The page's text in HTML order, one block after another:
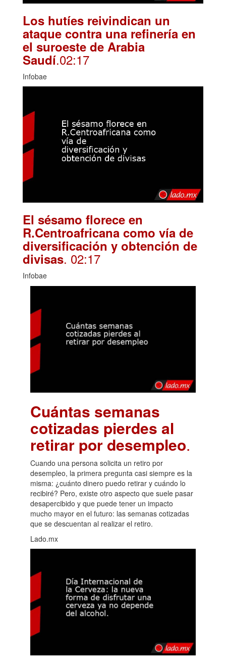
Los hutíes reivindican un
ataque contra una refinería en
el suroeste de Arabia
Saudí.02:17
Infobae
El sésamo florece en
R.Centroafricana como vía de
diversificación y obtención de
divisas. 02:17
Infobae
Cuántas semanas
cotizadas pierdes al
retirar por desempleo.
Cuando una persona solicita un retiro por
desempleo, la primera pregunta casi siempre es la
misma: ¿cuánto dinero puedo retirar y cuándo lo
recibiré? Pero, existe otro aspecto que suele pasar
desapercibido y que puede tener un impacto
mucho mayor en el futuro: las semanas cotizadas
que se descuentan al realizar el retiro.
Lado.mx